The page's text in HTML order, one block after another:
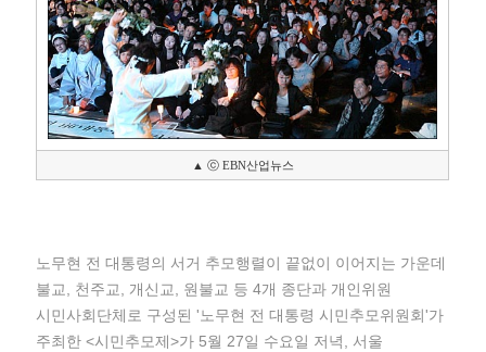
▲ ⓒ EBN산업뉴스
노무현 전 대통령의 서거 추모행렬이 끝없이 이어지는 가운데
불교, 천주교, 개신교, 원불교 등 4개 종단과 개인위원
시민사회단체로 구성된 '노무현 전 대통령 시민추모위원회'가
주최한 <시민추모제>가 5월 27일 수요일 저녁, 서울